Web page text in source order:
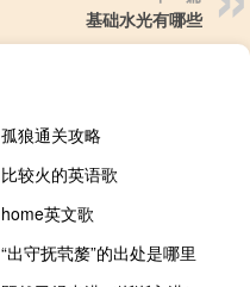
基础水光有哪些
孤狼通关攻略
比较火的英语歌
home英文歌
“出守抚茕嫠”的出处是哪里